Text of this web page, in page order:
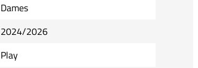
Dames
2024/2026
Play